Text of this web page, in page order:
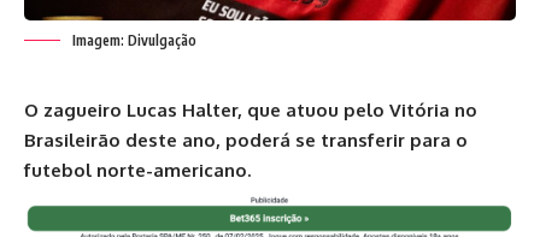
Imagem: Divulgação
O zagueiro Lucas Halter, que atuou pelo Vitória no
Brasileirão deste ano, poderá se transferir para o
futebol norte-americano.